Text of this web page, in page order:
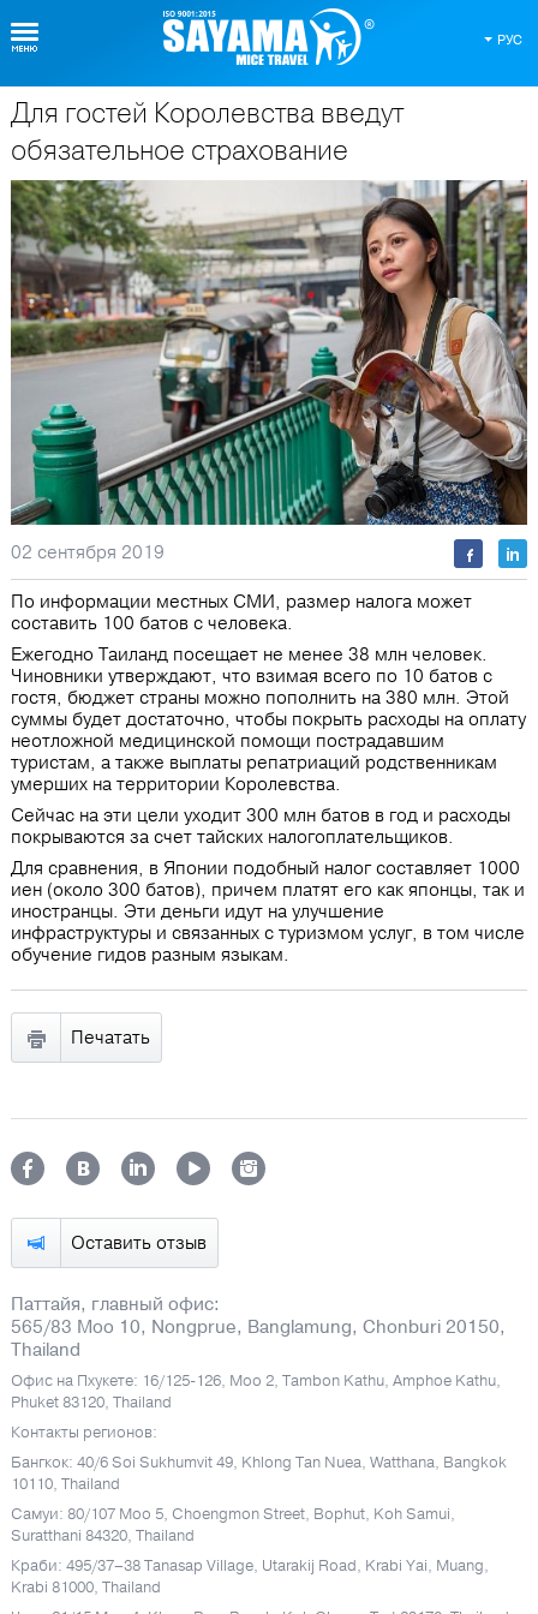
РУС
О Таиланде
Оставить отзыв
Паттайя, главный офис:
565/83 Moo 10, Nongprue, Banglamung, Chonburi 20150,
Thailand
Офис на Пхукете: 16/125-126, Moo 2, Tambon Kathu, Amphoe Kathu,
Phuket 83120, Thailand
Контакты регионов:
Бангкок: 40/6 Soi Sukhumvit 49, Khlong Tan Nuea, Watthana, Bangkok
10110, Thailand
Самуи: 80/107 Moo 5, Choengmon Street, Bophut, Koh Samui,
Suratthani 84320, Thailand
Краби: 495/37–38 Tanasap Village, Utarakij Road, Krabi Yai, Muang,
Krabi 81000, Thailand
Для гостей Королевства введут
обязательное страхование
02 сентября 2019
По информации местных СМИ, размер налога может
составить 100 батов с человека.
Ежегодно Таиланд посещает не менее 38 млн человек.
Чиновники утверждают, что взимая всего по 10 батов с
гостя, бюджет страны можно пополнить на 380 млн. Этой
суммы будет достаточно, чтобы покрыть расходы на оплату
неотложной медицинской помощи пострадавшим
туристам, а также выплаты репатриаций родственникам
умерших на территории Королевства.
Сейчас на эти цели уходит 300 млн батов в год и расходы
покрываются за счет тайских налогоплательщиков.
Для сравнения, в Японии подобный налог составляет 1000
иен (около 300 батов), причем платят его как японцы, так и
иностранцы. Эти деньги идут на улучшение
инфраструктуры и связанных с туризмом услуг, в том числе
обучение гидов разным языкам.
Печатать